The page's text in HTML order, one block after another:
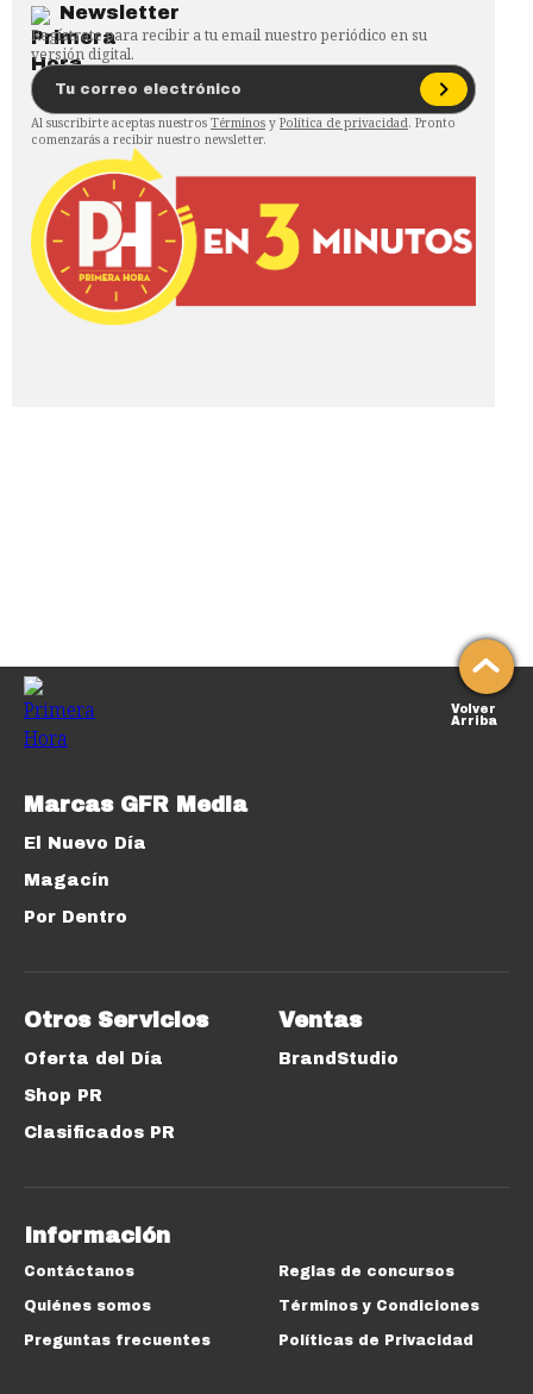
Newsletter
Regístrate para recibir a tu email nuestro periódico en su
versión digital.
Al suscribirte aceptas nuestros Términos y Política de privacidad. Pronto
comenzarás a recibir nuestro newsletter.
Volver
Arriba
Marcas GFR Media
El Nuevo Día
Magacín
Por Dentro
Otros Servicios
Oferta del Día
Shop PR
Clasificados PR
Ventas
BrandStudio
Información
Contáctanos
Quiénes somos
Preguntas frecuentes
Reglas de concursos
Términos y Condiciones
Políticas de Privacidad